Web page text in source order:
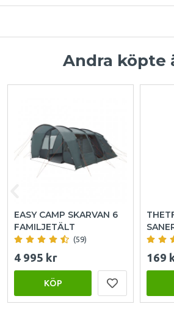
Andra köpte
EASY CAMP SKARVAN 6
FAMILJETÄLT
(59)
4 995 kr
KÖP
169